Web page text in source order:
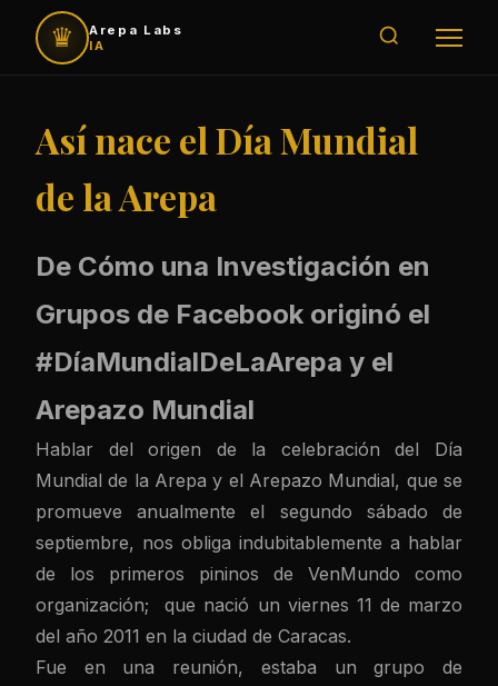
♛
Arepa Labs
IA
Así nace el Día Mundial
de la Arepa
De Cómo una Investigación en
Grupos de Facebook originó el
#DíaMundialDeLaArepa y el
Arepazo Mundial
Hablar del origen de la celebración del Día
Mundial de la Arepa y el Arepazo Mundial, que se
promueve anualmente el segundo sábado de
septiembre, nos obliga indubitablemente a hablar
de los primeros pininos de VenMundo como
organización; que nació un viernes 11 de marzo
del año 2011 en la ciudad de Caracas.
Fue en una reunión, estaba un grupo de